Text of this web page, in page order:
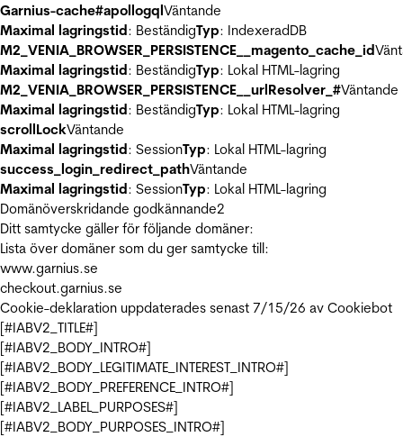
Garnius-cache#apollogqlVäntande
Maximal lagringstid: BeständigTyp: IndexeradDB
M2_VENIA_BROWSER_PERSISTENCE__magento_cache_id
Maximal lagringstid: BeständigTyp: Lokal HTML-lagring
M2_VENIA_BROWSER_PERSISTENCE__urlResolver_#Väntande
Maximal lagringstid: BeständigTyp: Lokal HTML-lagring
scrollLockVäntande
Maximal lagringstid: SessionTyp: Lokal HTML-lagring
success_login_redirect_pathVäntande
Maximal lagringstid: SessionTyp: Lokal HTML-lagring
Domänöverskridande godkännande2
Ditt samtycke gäller för följande domäner:
Lista över domäner som du ger samtycke till:
www.garnius.se
checkout.garnius.se
Cookie-deklaration uppdaterades senast 7/15/26 av Cookiebot
[#IABV2_TITLE#]
[#IABV2_BODY_INTRO#]
[#IABV2_BODY_LEGITIMATE_INTEREST_INTRO#]
[#IABV2_BODY_PREFERENCE_INTRO#]
[#IABV2_LABEL_PURPOSES#]
[#IABV2_BODY_PURPOSES_INTRO#]